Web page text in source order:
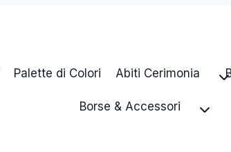
Palette di Colori Abiti Cerimonia
Borse & Accessori